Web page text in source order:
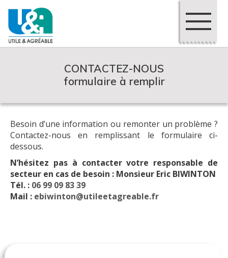
CONTACTEZ-NOUS
formulaire à remplir
Besoin d’une information ou remonter un problème ?
Contactez-nous en remplissant le formulaire ci-
dessous.
N’hésitez pas à contacter votre responsable de
secteur en cas de besoin : Monsieur Eric BIWINTON
Tél. : 06 99 09 83 39
Mail : ebiwinton@utileetagreable.fr